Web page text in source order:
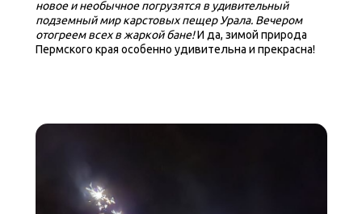
новое и необычное погрузятся в удивительный
подземный мир карстовых пещер Урала. Вечером
отогреем всех в жаркой бане!И да, зимой природа
Пермского края особенно удивительна и прекрасна!
путешествия
1 день: Усьвинские столбы
или спелеопутешествие в